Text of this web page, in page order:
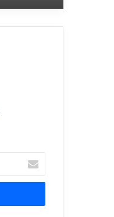
آدرس
ایمیل
خود
وارد